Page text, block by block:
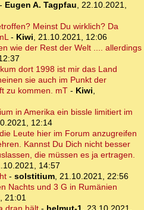
- Eugen A. Tagpfau, 22.10.2021,
Meinst Du wirklich? Da
- Kiwi, 21.10.2021, 12:06
wie der Rest der Welt .... allerdings
dort 1998 ist mir das Land
sie auch im Punkt der
zu kommen. mT - Kiwi,
in Amerika ein bissle limitiert im
12:14
Leute hier im Forum anzugreifen
Kannst Du Dich nicht besser
die müssen es ja ertragen.
14:57
- solstitium, 21.10.2021, 22:56
Nachts und 3 G in Rumänien
21:01